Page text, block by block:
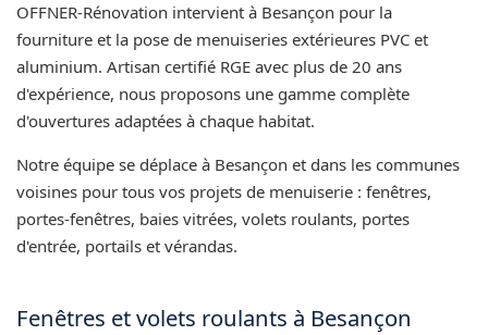
OFFNER-Rénovation intervient à Besançon pour la
fourniture et la pose de menuiseries extérieures PVC et
aluminium. Artisan certifié RGE avec plus de 20 ans
d'expérience, nous proposons une gamme complète
d'ouvertures adaptées à chaque habitat.
Notre équipe se déplace à Besançon et dans les communes
voisines pour tous vos projets de menuiserie : fenêtres,
portes-fenêtres, baies vitrées, volets roulants, portes
d'entrée, portails et vérandas.
Fenêtres et volets roulants à Besançon